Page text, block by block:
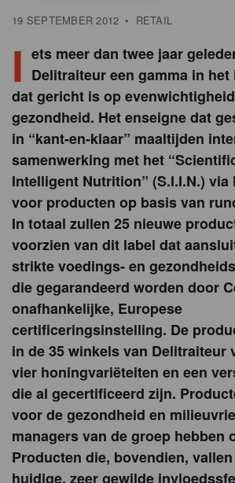
19 SEPTEMBER 2012 • RETAIL
I ets meer dan twee jaar
Delitraiteur een gamma in het
dat gericht is op
gezondheid. Het enseigne dat
in “kant-en-klaar” maaltijden
samenwerking met het
Intelligent Nutrition” (S.I.I.N.) via
voor producten op basis van
In totaal zullen 25 nieuwe
voorzien van dit label dat
strikte voedings- en
die gegarandeerd worden door
onafhankelijke, Europese
certificeringsinstelling. De
in de 35 winkels van Delitraiteur
vier honingvariëteiten en een
die al gecertificeerd zijn.
voor de gezondheid en
managers van de groep hebben
Producten die, bovendien,
huidige, zeer gewilde